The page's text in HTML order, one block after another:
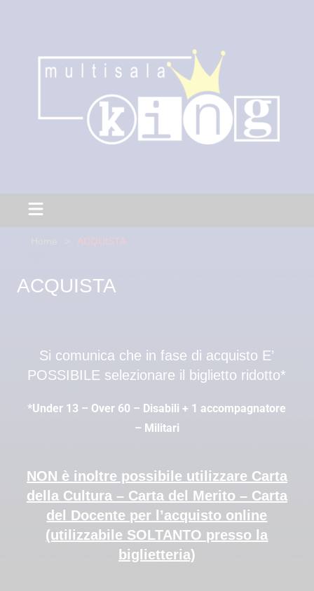
ACQUISTA
ACQUISTA
Si comunica che in fase di acquisto E’
POSSIBILE selezionare il biglietto ridotto*
*Under 13 – Over 60 – Disabili + 1 accompagnatore
– Militari
NON è inoltre possibile utilizzare Carta
della Cultura – Carta del Merito – Carta
del Docente per l’acquisto online
(utilizzabile SOLTANTO presso la
biglietteria)